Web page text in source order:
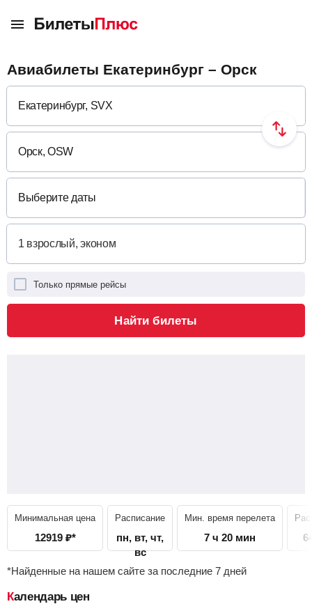
Авиабилеты Екатеринбург – Орск
Выберите даты
Только прямые рейсы
Найти билеты
Минимальная цена
12919 ₽*
Расписание
пн, вт, чт,
вс
Мин. время перелета
7 ч 20 мин
*Найденные на нашем сайте за последние 7 дней
Календарь цен